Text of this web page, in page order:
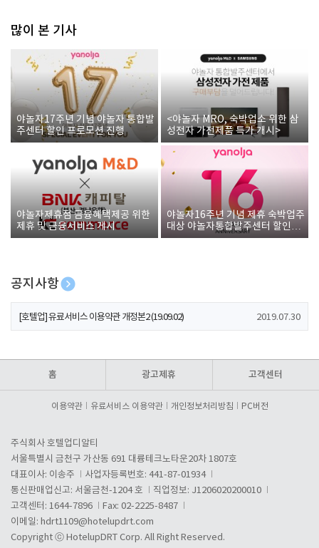
많이 본 기사
야놀자17주년 기념 야놀자 통합발
주센터 할인 프로모션 진행
<야놀자 MRO, 숙박업소 위한 삼
성전자 가전제품 특가 개시>
야놀자제휴점 금융혜택제공 위한
제휴 및 금융서비스 게시
야놀자16주년 기념 제휴 숙박업주
대상 야놀자통합발주센터 할인쿠
폰 증정
공지사항
[호텔업] 개인정보 처리방침 개정본1 (19.09.02)
[호텔업] 유료서비스 이용약관 개정본2 (19.09.02) 2019.07.30
홈 광고제휴 고객센터
이용약관 유료서비스 이용약관 개인정보처리방침 PC버전
주식회사 호텔업디알티
서울특별시 금천구 가산동 691 대륭테크노타운20차 1807호
대표이사: 이송주
사업자등록번호: 441-87-01934
통신판매업신고: 서울금천-1204 호
직업정보: J1206020200010
고객센터: 1644-7896
Fax: 02-2225-8487
이메일: hdrt1109@hotelupdrt.com
Copyright ⓒ HotelupDRT Corp. All Right Reserved.